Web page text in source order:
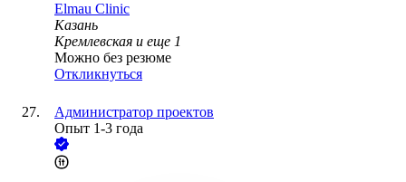
Elmau Clinic
Казань
Кремлевская и еще 1
Можно без резюме
Откликнуться
Администратор проектов
Опыт 1-3 года